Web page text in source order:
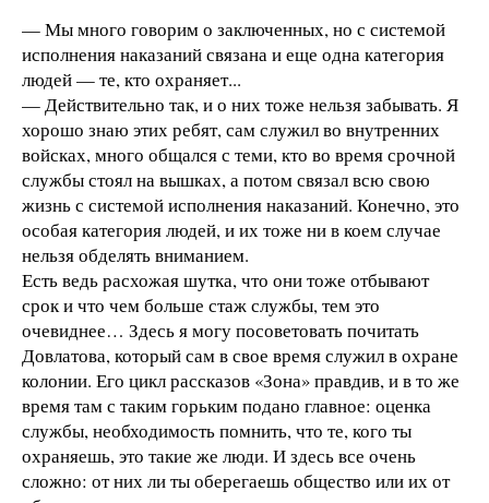
— Мы много говорим о заключенных, но с системой
исполнения наказаний связана и еще одна категория
людей — те, кто охраняет...
— Действительно так, и о них тоже нельзя забывать. Я
хорошо знаю этих ребят, сам служил во внутренних
войсках, много общался с теми, кто во время срочной
службы стоял на вышках, а потом связал всю свою
жизнь с системой исполнения наказаний. Конечно, это
особая категория людей, и их тоже ни в коем случае
нельзя обделять вниманием.
Есть ведь расхожая шутка, что они тоже отбывают
срок и что чем больше стаж службы, тем это
очевиднее… Здесь я могу посоветовать почитать
Довлатова, который сам в свое время служил в охране
колонии. Его цикл рассказов «Зона» правдив, и в то же
время там с таким горьким подано главное: оценка
службы, необходимость помнить, что те, кого ты
охраняешь, это такие же люди. И здесь все очень
сложно: от них ли ты оберегаешь общество или их от